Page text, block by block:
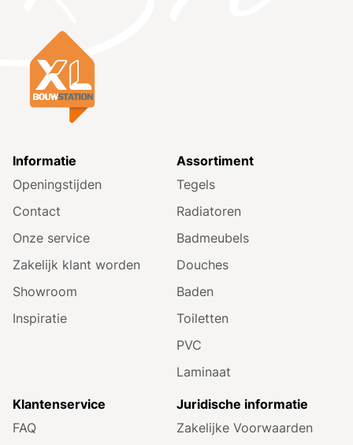
Informatie
Openingstijden
Contact
Onze service
Zakelijk klant worden
Showroom
Inspiratie
Assortiment
Tegels
Radiatoren
Badmeubels
Douches
Baden
Toiletten
PVC
Laminaat
Klantenservice
FAQ
Juridische informatie
Zakelijke Voorwaarden